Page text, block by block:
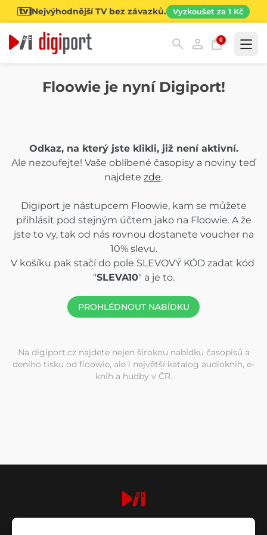
Nejvýhodnější TV bez závazků. Vyzkoušet za 1 Kč
0
Floowie je nyní Digiport!
Odkaz, na který jste klikli, již není aktivní.
Ale nezoufejte! Vaše oblíbené časopisy a noviny teď
najdete zde.
Digiport je nástupcem Floowie, kam se můžete
přihlásit pod stejným účtem jako na Floowie. A že
jste to vy, tak od nás rovnou dostanete voucher na
10% slevu.
V košíku pak stačí do pole SLEVOVÝ KÓD zadat kód
"SLEVA10" a je to.
PROHLÉDNOUT NABÍDKU
Na digiport.cz najdete nejen širokou nabídku časopisů a
deního tisku od floowie, ale i největší katalog audioknih, e-
knih a hudby v ČR.